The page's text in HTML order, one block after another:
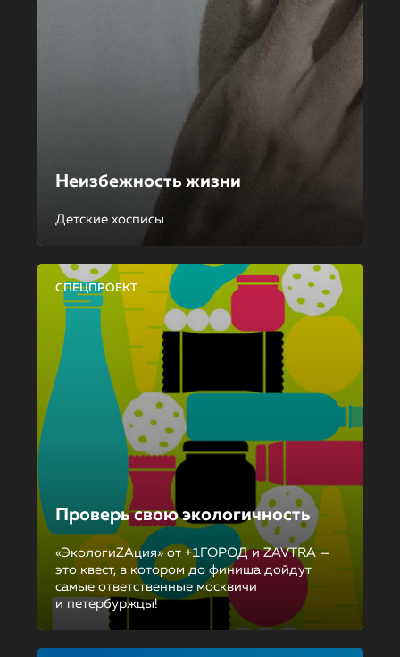
Неизбежность жизни
Детские хосписы
СПЕЦПРОЕКТ
Проверь свою экологичность
«ЭкологиZAция» от +1ГОРОД и ZAVTRA —
это квест, в котором до финиша дойдут
самые ответственные москвичи
и петербуржцы!